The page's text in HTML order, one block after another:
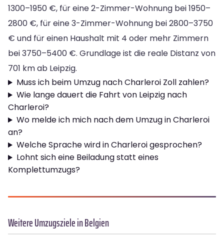
1300–1950 €, für eine 2-Zimmer-Wohnung bei 1950–
2800 €, für eine 3-Zimmer-Wohnung bei 2800–3750
€ und für einen Haushalt mit 4 oder mehr Zimmern
bei 3750–5400 €. Grundlage ist die reale Distanz von
701 km ab Leipzig.
Muss ich beim Umzug nach Charleroi Zoll zahlen?
Wie lange dauert die Fahrt von Leipzig nach
Charleroi?
Wo melde ich mich nach dem Umzug in Charleroi
an?
Welche Sprache wird in Charleroi gesprochen?
Lohnt sich eine Beiladung statt eines
Komplettumzugs?
Weitere Umzugsziele in Belgien